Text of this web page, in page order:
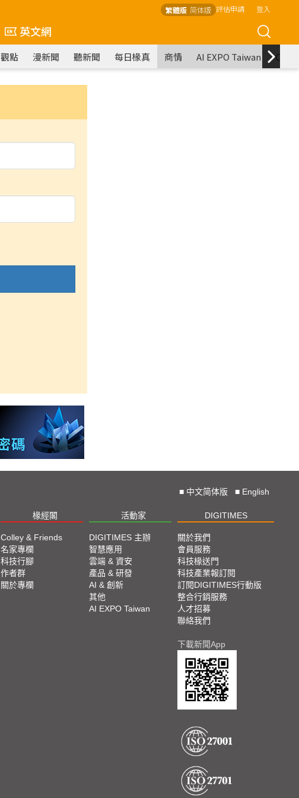
繁體版 简体版 評估申請 登入
英文網
觀點 漫新聞 聽新聞 每日椽真 商情 AI EXPO Taiwan
■ 中文简体版 ■ English
椽經閣 活動家 DIGITIMES
Colley & Friends
名家專欄
科技行腳
作者群
關於專欄
DIGITIMES 主辦
智慧應用
雲端 & 資安
產品 & 研發
AI & 創新
其他
AI EXPO Taiwan
關於我們
會員服務
科技椽送門
科技產業報訂閱
訂閱DIGITIMES行動版
整合行銷服務
人才招募
聯絡我們
下載新聞App